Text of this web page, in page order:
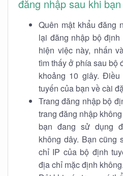
đăng nhập sau khi
Quên mật khẩu đăng
lại đăng nhập bộ
hiện việc này, nhấn
tìm thấy ở phía sau bộ
khoảng 10 giây.
tuyến của bạn về cài
Trang đăng nhập bộ
trang đăng nhập
bạn đang sử dụng
không dây. Bạn cũng
chỉ IP của bộ định
địa chỉ mặc định không.